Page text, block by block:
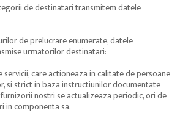
de destinatari transmitem datele
de prelucrare enumerate, datele
urmatorilor destinatari:
care actioneaza in calitate de persoane
si strict in baza instructiunilor documentate
nostri se actualizeaza periodic, ori de
in componenta sa.